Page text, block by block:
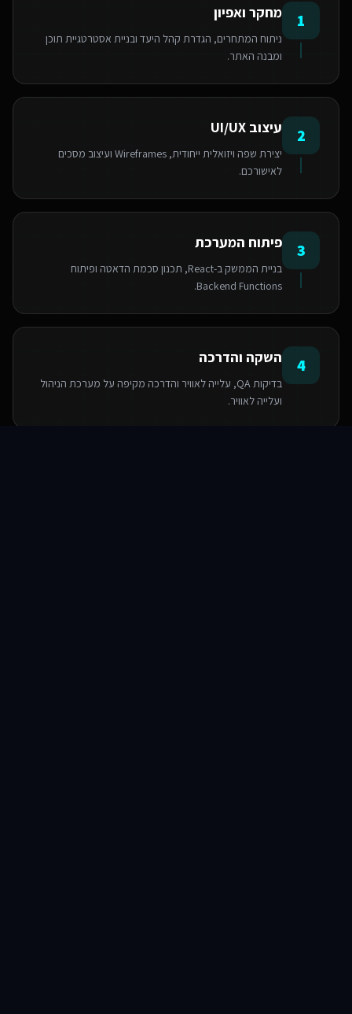
1 מחקר ואפיון
ניתוח המתחרים, הגדרת קהל היעד ובניית אסטרטגיית תוכן
ומבנה האתר.
2 עיצוב UI/UX
יצירת שפה ויזואלית ייחודית, Wireframes ועיצוב מסכים
לאישורכם.
3 פיתוח המערכת
בניית הממשק ב-React, תכנון סכמת הדאטה ופיתוח
Backend Functions.
4 השקה והדרכה
בדיקות QA, עלייה לאוויר והדרכה מקיפה על מערכת הניהול
ועלייה לאוויר.